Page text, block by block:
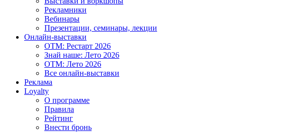
Рекламники
Вебинары
Презентации, семинары, лекции
Онлайн-выставки
OTM: Рестарт 2026
Знай наше: Лето 2026
OTM: Лето 2026
Все онлайн-выставки
Реклама
Loyalty
О программе
Правила
Рейтинг
Внести бронь